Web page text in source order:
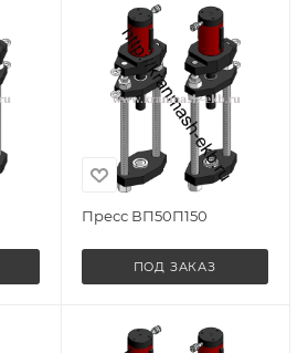
Пресс ВП50П150
ПОД ЗАКАЗ